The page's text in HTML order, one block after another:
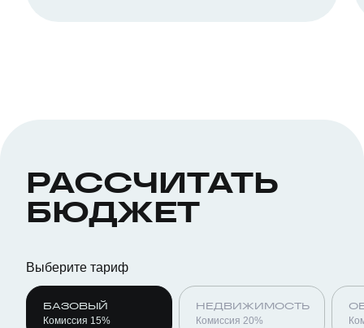
РАССЧИТАТЬ
БЮДЖЕТ
Выберите тариф
БАЗОВЫЙ
Комиссия 15%
НЕДВИЖИМОСТЬ
Комиссия 20%